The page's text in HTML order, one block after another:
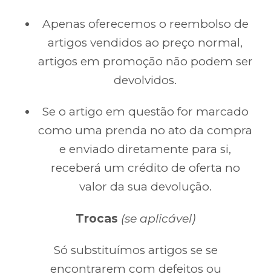
Apenas oferecemos o reembolso de
artigos vendidos ao preço normal,
artigos em promoção não podem ser
devolvidos.
Se o artigo em questão for marcado
como uma prenda no ato da compra
e enviado diretamente para si,
receberá um crédito de oferta no
valor da sua devolução.
Trocas (se aplicável)
Só substituímos artigos se se
encontrarem com defeitos ou